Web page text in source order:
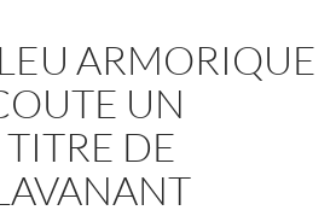
ARMORIQUE
UN
DE